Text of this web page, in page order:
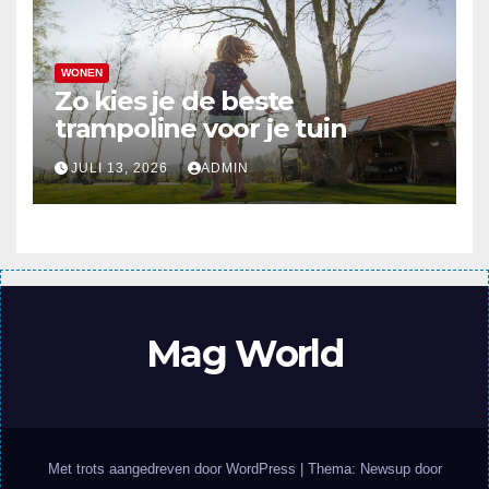
WONEN
Zo kies je de beste
trampoline voor je tuin
JULI 13, 2026 ADMIN
Mag World
Met trots aangedreven door WordPress Thema: Newsup door